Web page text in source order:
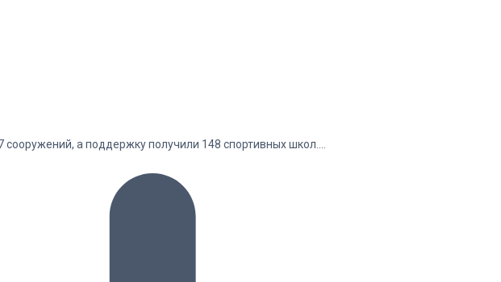
а поддержку получили 148 спортивных школ.…